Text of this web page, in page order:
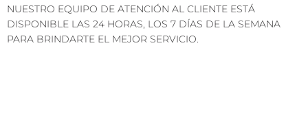
NUESTRO EQUIPO DE ATENCIÓN AL CLIENTE ESTÁ
DISPONIBLE LAS 24 HORAS, LOS 7 DÍAS DE LA SEMANA
PARA BRINDARTE EL MEJOR SERVICIO.